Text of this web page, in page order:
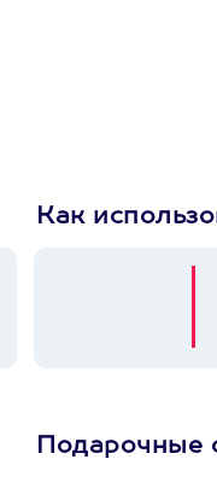
Как
Подарочные